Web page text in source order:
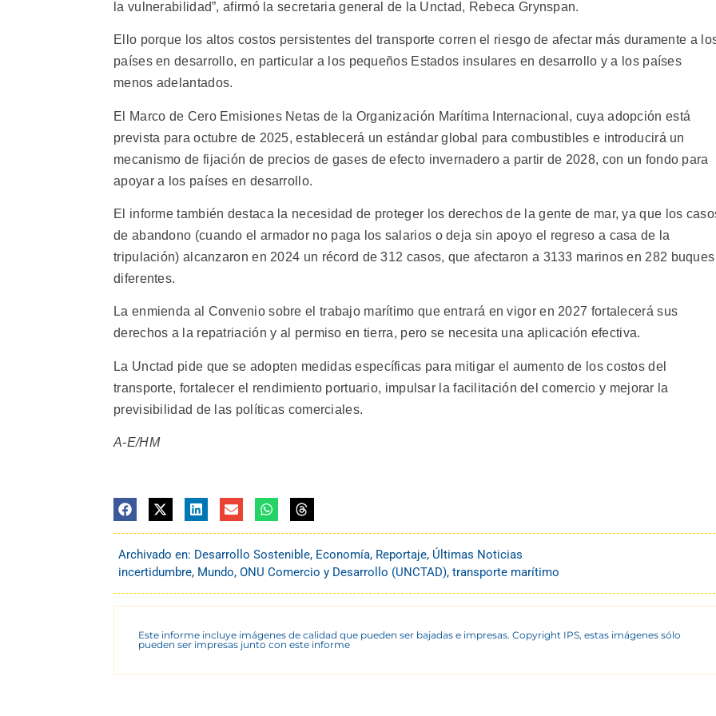
la vulnerabilidad”, afirmó la secretaria general de la Unctad, Rebeca Grynspan.
Ello porque los altos costos persistentes del transporte corren el riesgo de afectar más duramente a
países en desarrollo, en particular a los pequeños Estados insulares en desarrollo y a los países
menos adelantados.
El Marco de Cero Emisiones Netas de la Organización Marítima Internacional, cuya adopción está
prevista para octubre de 2025, establecerá un estándar global para combustibles e introducirá un
mecanismo de fijación de precios de gases de efecto invernadero a partir de 2028, con un fondo para
apoyar a los países en desarrollo.
El informe también destaca la necesidad de proteger los derechos de la gente de mar, ya que los
de abandono (cuando el armador no paga los salarios o deja sin apoyo el regreso a casa de la
tripulación) alcanzaron en 2024 un récord de 312 casos, que afectaron a 3133 marinos en 282 buques
diferentes.
La enmienda al Convenio sobre el trabajo marítimo que entrará en vigor en 2027 fortalecerá sus
derechos a la repatriación y al permiso en tierra, pero se necesita una aplicación efectiva.
La Unctad pide que se adopten medidas específicas para mitigar el aumento de los costos del
transporte, fortalecer el rendimiento portuario, impulsar la facilitación del comercio y mejorar la
previsibilidad de las políticas comerciales.
A-E/HM
Archivado en: Desarrollo Sostenible, Economía, Reportaje, Últimas Noticias
incertidumbre, Mundo, ONU Comercio y Desarrollo (UNCTAD), transporte marítimo
Este informe incluye imágenes de calidad que pueden ser bajadas e impresas. Copyright IPS, estas imágenes sólo
pueden ser impresas junto con este informe